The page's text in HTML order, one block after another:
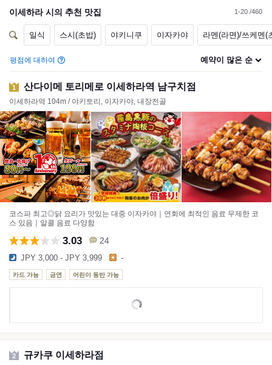
이세하라 시 의 추천 맛집 1-20 /460
일식 스시(초밥) 야키니쿠 이자카야 라멘(라면)/쓰케멘(
평점에 대하여 예약이 많은 순
1 산다이메 토리메로 이세하라역 남구치점
이세하라역 104m / 야키토리, 이자카야, 내장전골
코스파 최고◎닭 요리가 맛있는 대중 이자카야｜연회에 최적인 음료 무제한 코
스 있음｜알콜 음료 다양함
3.03 24
JPY 3,000 - JPY 3,999 -
카드 가능 금연 어린이 동반 가능
2 규카쿠 이세하라점